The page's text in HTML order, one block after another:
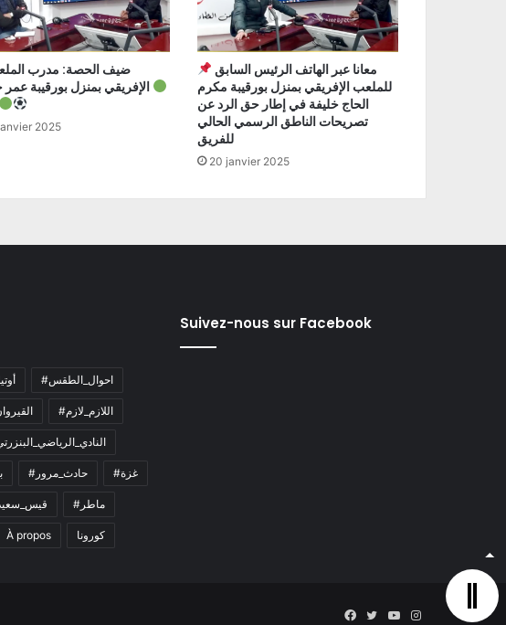
الإفريقي بمنزل بورقيبة عمر حمودة
2025
للملعب الإفريقي بمنزل بورقيبة مكرم
الحاج خليفة في إطار حق الرد عن
تصريحات الناطق الرسمي الحالي
للفريق
20 janvier 2025
#احوال_الطقس
#اللازم_لازم
#حادث_مرور #غزة
#ماطر
À propos كورونا
Suivez-nous sur Facebook
Facebook
TwitterYouTubeInstagram